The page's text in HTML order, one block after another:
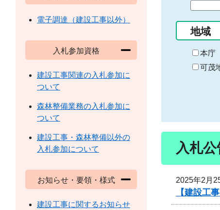
の
始
ま
り
地域
本庁
可茂
入札
2025年2月
【建設工
電子調達（建設工事以外）
入札参加資格
建設工事関連の入札参加に
ついて
森林整備業務の入札参加に
ついて
建設工事・森林整備以外の
入札参加について
お知らせ・要領・様式
建設工事に関するお知らせ